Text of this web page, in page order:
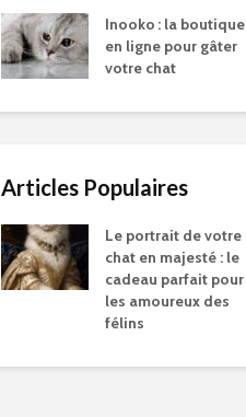
Inooko : la boutique
en ligne pour gâter
votre chat
Articles Populaires
Le portrait de votre
chat en majesté : le
cadeau parfait pour
les amoureux des
félins